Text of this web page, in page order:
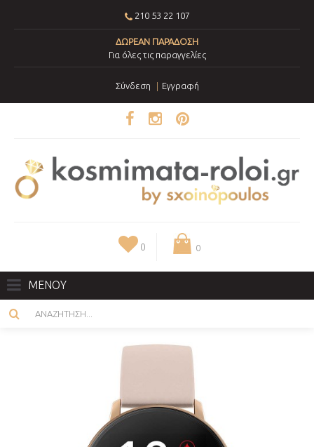
210 53 22 107
ΔΩΡΕΑΝ ΠΑΡΑΔΟΣΗ
Για όλες τις παραγγελίες
Σύνδεση Εγγραφή
0 0
ΜΕΝΟΥ